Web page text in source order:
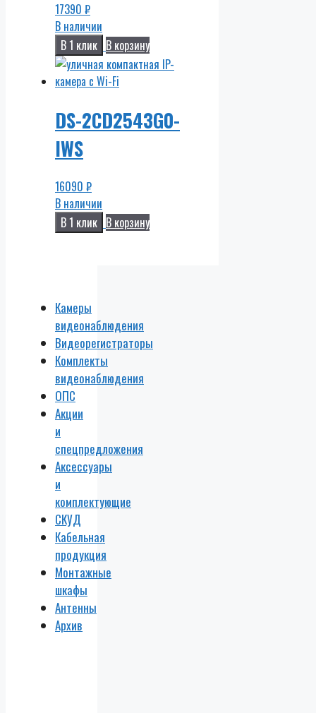
17390 ₽
В наличии
В 1 клик В корзину
DS-2CD2543G0-
IWS
16090 ₽
В наличии
В 1 клик В корзину
Камеры
видеонаблюдения
Видеорегистраторы
Комплекты
видеонаблюдения
ОПС
Акции
и
спецпредложения
Аксессуары
и
комплектующие
СКУД
Кабельная
продукция
Монтажные
шкафы
Антенны
Архив